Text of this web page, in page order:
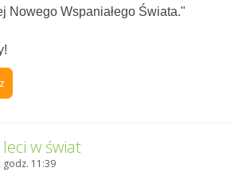
Nowego Wspaniałego Świata."
w świat
godz. 11:39